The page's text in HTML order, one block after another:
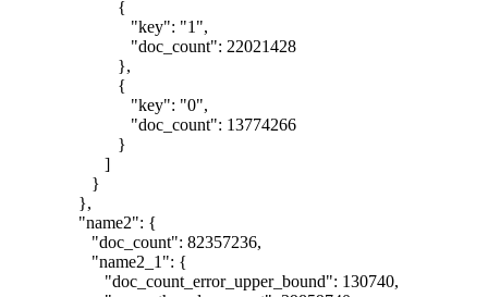
{
"key": "1",
"doc_count": 22021428
},
{
"key": "0",
"doc_count": 13774266
}
]
}
},
"name2": {
"doc_count": 82357236,
"name2_1": {
"doc_count_error_upper_bound": 130740,